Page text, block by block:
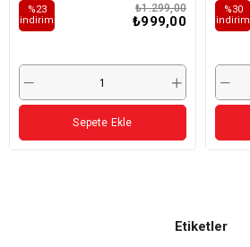
₺999,00
₺1.299,00
%23
i̇ndirim
Sepete Ekle
%30
i̇ndirim
Etiketler